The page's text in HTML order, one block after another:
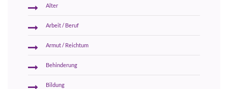
Alter
Arbeit / Beruf
Armut / Reichtum
Behinderung
Bildung